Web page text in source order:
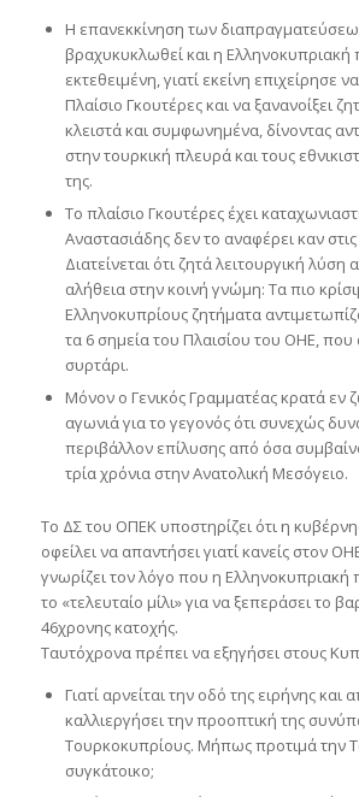
Η επανεκκίνηση των
βραχυκυκλωθεί και η Ελληνοκυπριακή
εκτεθειμένη, γιατί εκείνη επιχείρησε
Πλαίσιο Γκουτέρες και να ξανανοίξει
κλειστά και συμφωνημένα, δίνοντας
στην τουρκική πλευρά και τους
της.
Το πλαίσιο Γκουτέρες έχει
Αναστασιάδης δεν το αναφέρει καν
Διατείνεται ότι ζητά λειτουργική λύση
αλήθεια στην κοινή γνώμη: Τα πιο
Ελληνοκυπρίους ζητήματα
τα 6 σημεία του Πλαισίου του ΟΗΕ,
συρτάρι.
Μόνον ο Γενικός Γραμματέας κρατά εν
αγωνιά για το γεγονός ότι συνεχώς
περιβάλλον επίλυσης από όσα
τρία χρόνια στην Ανατολική Μεσόγειο.
Το ΔΣ του ΟΠΕΚ υποστηρίζει ότι η
οφείλει να απαντήσει γιατί κανείς στον
γνωρίζει τον λόγο που η
το «τελευταίο μίλι» για να ξεπεράσει το
46χρονης κατοχής.
Ταυτόχρονα πρέπει να εξηγήσει στους
Γιατί αρνείται την οδό της ειρήνης και
καλλιεργήσει την προοπτική της
Τουρκοκυπρίους. Μήπως προτιμά την
συγκάτοικο;